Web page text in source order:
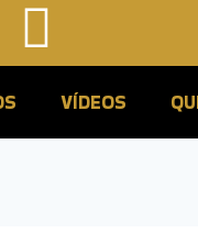
VÍDEOS